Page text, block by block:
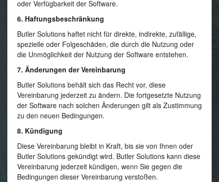
oder Verfügbarkeit der Software.
6. Haftungsbeschränkung
Butler Solutions haftet nicht für direkte, indirekte, zufällige,
spezielle oder Folgeschäden, die durch die Nutzung oder
die Unmöglichkeit der Nutzung der Software entstehen.
7. Änderungen der Vereinbarung
Butler Solutions behält sich das Recht vor, diese
Vereinbarung jederzeit zu ändern. Die fortgesetzte Nutzung
der Software nach solchen Änderungen gilt als Zustimmung
zu den neuen Bedingungen.
8. Kündigung
Diese Vereinbarung bleibt in Kraft, bis sie von Ihnen oder
Butler Solutions gekündigt wird. Butler Solutions kann diese
Vereinbarung jederzeit kündigen, wenn Sie gegen die
Bedingungen dieser Vereinbarung verstoßen.